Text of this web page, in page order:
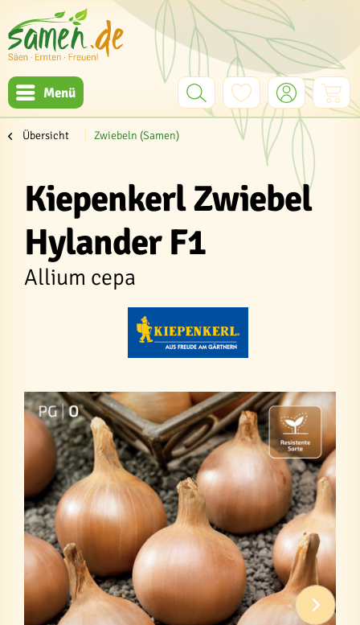
Menü
Übersicht Zwiebeln (Samen)
Kiepenkerl Zwiebel
Hylander F1
Allium cepa